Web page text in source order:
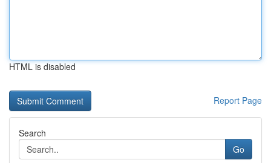
HTML is disabled
Report Page
Search
Go